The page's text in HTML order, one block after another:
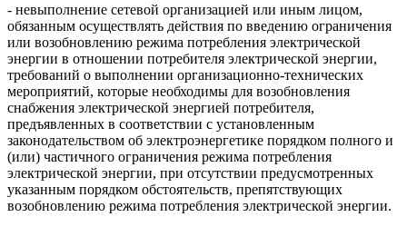
- невыполнение сетевой организацией или иным лицом,
обязанным осуществлять действия по введению ограничения
или возобновлению режима потребления электрической
энергии в отношении потребителя электрической энергии,
требований о выполнении организационно-технических
мероприятий, которые необходимы для возобновления
снабжения электрической энергией потребителя,
предъявленных в соответствии с установленным
законодательством об электроэнергетике порядком полного и
(или) частичного ограничения режима потребления
электрической энергии, при отсутствии предусмотренных
указанным порядком обстоятельств, препятствующих
возобновлению режима потребления электрической энергии.